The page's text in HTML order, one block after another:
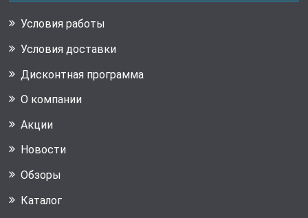
Условия работы
Условия доставки
Дисконтная программа
О компании
Акции
Новости
Обзоры
Каталог